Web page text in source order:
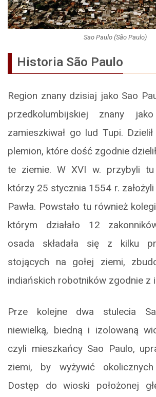
Sao Paulo (São Paulo)
Historia São Paulo
Region znany dzisiaj jako Sao
przedkolumbijskiej znany
zamieszkiwał go lud Tupi.
plemion, które dość zgodnie
te ziemie. W XVI w. przybyli tu
którzy 25 stycznia 1554 r.
Pawła. Powstało tu również
którym działało 12
osada składała się z kilku
stojących na gołej ziemi,
indiańskich robotników zgodnie z
Prze kolejne dwa stulecia
niewielką, biedną i izolowaną
czyli mieszkańcy Sao Paulo,
ziemi, by wyżywić okolicznych
Dostęp do wioski położonej